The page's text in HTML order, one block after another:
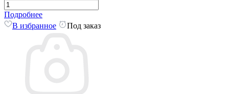
Подробнее
В избранное
Под заказ